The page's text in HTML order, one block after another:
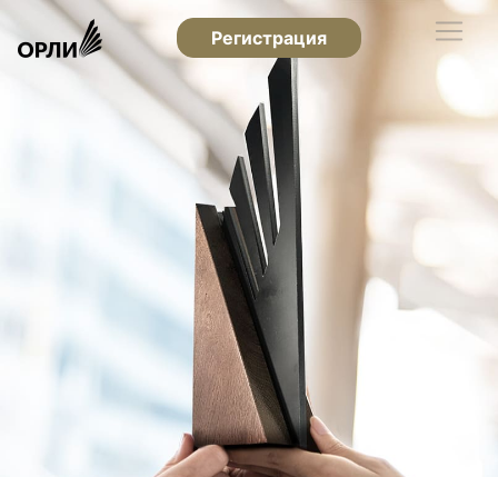
Регистрация